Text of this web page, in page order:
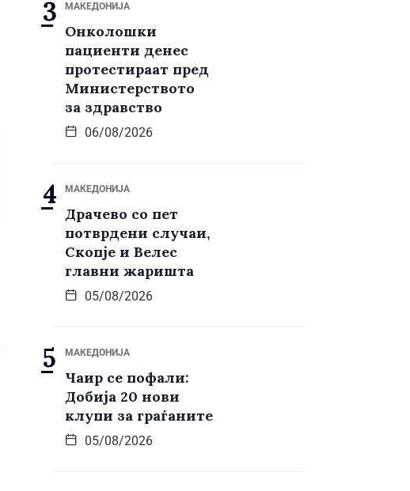
МАКЕДОНИЈА
Онколошки
пациенти денес
протестираат пред
Министерството
за здравство
06/08/2026
МАКЕДОНИЈА
Драчево со пет
потврдени случаи,
Скопје и Велес
главни жаришта
05/08/2026
МАКЕДОНИЈА
Чаир се пофали:
Добија 20 нови
клупи за граѓаните
05/08/2026